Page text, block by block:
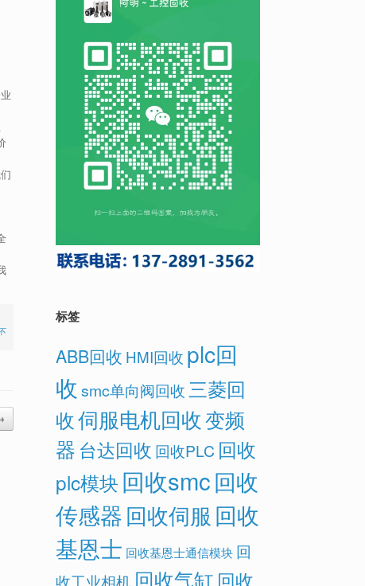
标签
ABB回收 HMI回收 plc回
收 smc单向阀回收三菱回
收伺服电机回收变频
器 台达回收 回收PLC 回收
plc模块 回收smc回收
传感器回收伺服 回收
基恩士 回收基恩士通信模块 回
收工业相机 回收气缸 回收